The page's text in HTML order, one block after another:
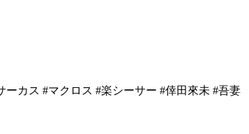
ーカス #マクロス #楽シーサー #倖田來未 #吾妻